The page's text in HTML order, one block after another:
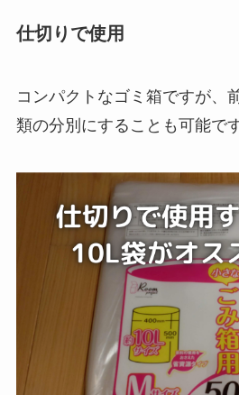
仕切りで使用
コンパクトなゴミ箱ですが、
類の分別にすることも可能です